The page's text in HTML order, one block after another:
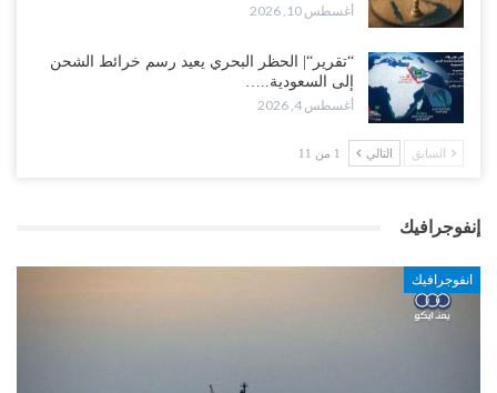
أغسطس 10, 2026
“تقرير“| الحظر البحري يعيد رسم خرائط الشحن
إلى السعودية..…
أغسطس 4, 2026
السابق التالي 1 من 11
إنفوجرافيك
انفوجرافيك